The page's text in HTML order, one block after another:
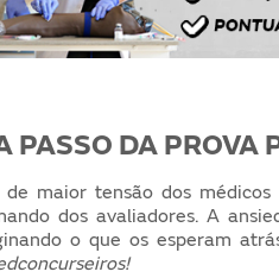
PASSO DA PROVA
maior tensão dos
dos avaliadores. A
o que os esperam